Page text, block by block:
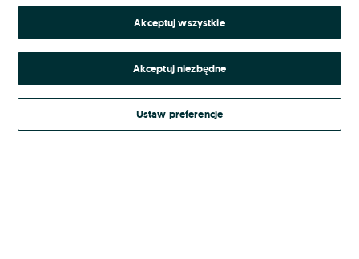
Nie pamiętasz hasła?
Zaloguj się
Kontynuując za pośrednictwem jednego z dostawców wskazanych powyżej,
Regulamin serwisuOLX.pl w jego aktualnym brzmieniu.
Akceptuj wszystkie
Akceptuj niezbędne
Ustaw preferencje